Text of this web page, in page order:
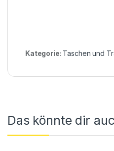
Kategorie: Taschen und
Das könnte dir